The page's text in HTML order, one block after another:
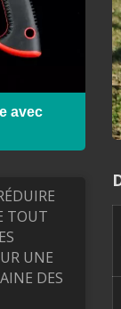
avec
TOUT
UNE
DES